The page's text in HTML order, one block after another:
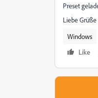
Preset
Liebe Grüße
Windows
Like